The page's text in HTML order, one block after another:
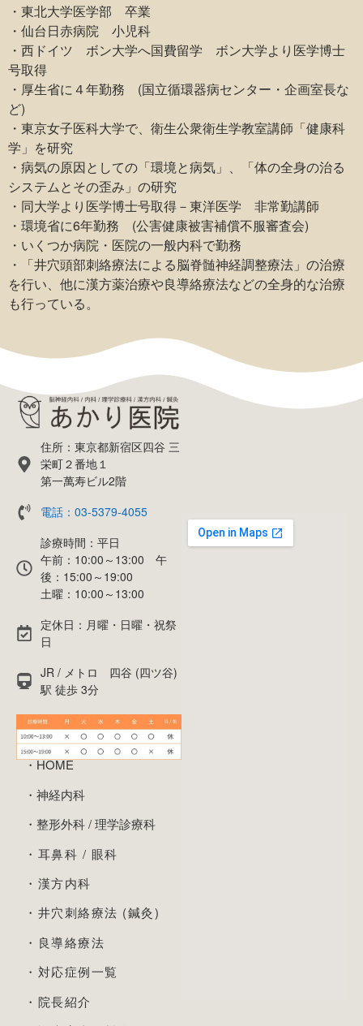
・東北大学医学部 卒業
・仙台日赤病院 小児科
・西ドイツ ボン大学へ国費留学 ボン大学より医学博士
号取得
・厚生省に４年勤務 (国立循環器病センター・企画室長な
ど)
・東京女子医科大学で、衛生公衆衛生学教室講師「健康科
学」を研究
・病気の原因としての「環境と病気」、「体の全身の治る
システムとその歪み」の研究
・同大学より医学博士号取得－東洋医学 非常勤講師
・環境省に6年勤務 (公害健康被害補償不服審査会)
・いくつか病院・医院の一般内科で勤務
・「井穴頭部刺絡療法による脳脊髄神経調整療法」の治療
を行い、他に漢方薬治療や良導絡療法などの全身的な治療
も行っている。
住所：東京都新宿区四谷 三
栄町２番地１
第一萬寿ビル2階
電話：03-5379-4055
診療時間：平日
午前：10:00～13:00 午
後：15:00～19:00
土曜：10:00～13:00
定休日：月曜・日曜・祝祭
日
JR / メトロ 四谷 (四ツ谷)
駅 徒歩 3分
・HOME
・神経内科
・整形外科 / 理学診療科
・耳鼻科 / 眼科
・漢方内科
・井穴刺絡療法 (鍼灸)
・良導絡療法
・対応症例一覧
・院長紹介